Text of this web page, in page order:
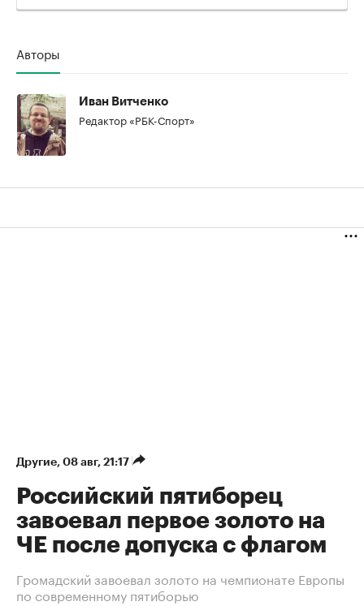
Авторы
Иван Витченко
Редактор «РБК-Спорт»
Другие⁠, 08 авг, 21:17
Российский пятиборец
завоевал первое золото на
ЧЕ после допуска с флагом
Громадский завоевал золото на чемпионате Европы
по современному пятиборью